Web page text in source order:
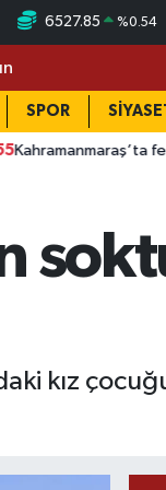
6527.85 %0.54
SPOR
feci iş kazası:
kız